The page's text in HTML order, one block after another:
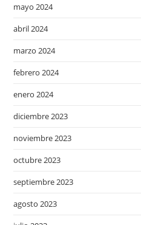
mayo 2024
abril 2024
marzo 2024
febrero 2024
enero 2024
diciembre 2023
noviembre 2023
octubre 2023
septiembre 2023
agosto 2023